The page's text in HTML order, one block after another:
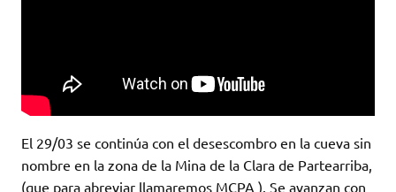
El 29/03 se continúa con el desescombro en la cueva sin
nombre en la zona de la Mina de la Clara de Partearriba,
(que para abreviar llamaremos MCPA ). Se avanzan con